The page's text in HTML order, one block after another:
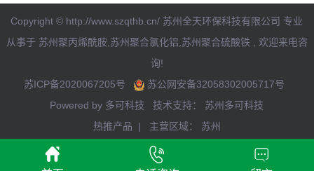
Copyright © http://www.szqthb.cn/ 苏州全天环保科技有限公司 专业
从事于 苏州聚丙烯酰胺,苏州聚合氯化铝,苏州聚合硫酸铁, 欢迎来电咨
询!
苏ICP备2020067205号
苏公网安备32058302005717号
Powered by 多可科技 技术支持： 苏州多可科技
热推产品 | 主营区域： 苏州